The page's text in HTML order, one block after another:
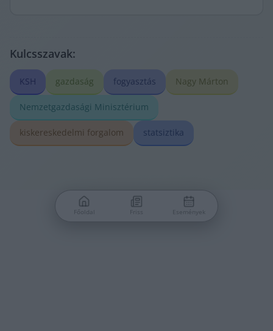
Kulcsszavak:
KSH gazdaság fogyasztás Nagy Márton
Nemzetgazdasági Minisztérium
kiskereskedelmi forgalom statsiztika
Főoldal Friss Események